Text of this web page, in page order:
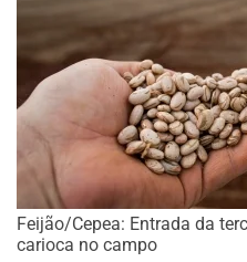
Feijão/Cepea: Entrada da
carioca no campo